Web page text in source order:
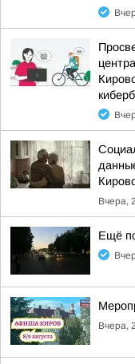
Вчера,
Ещё
Вчера,